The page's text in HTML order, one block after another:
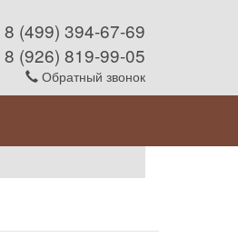
8 (499) 394-67-69
8 (926) 819-99-05
Обратный звонок